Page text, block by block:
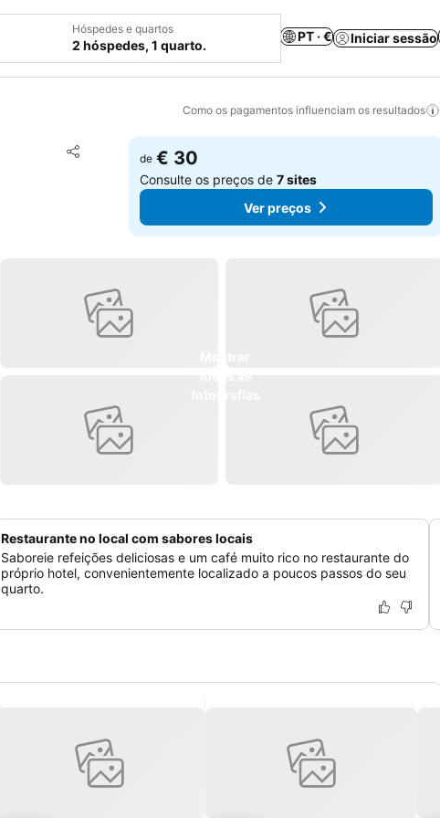
Hóspedes e quartos
2 hóspedes, 1 quarto.
PT · € Iniciar sessão
Como os pagamentos influenciam os resultados
Partilhar
Adicionar aos favoritos
de € 30
Consulte os preços de7 sites
Ver preços
Restaurante no local com sabores locais
Saboreie refeições deliciosas e um café muito rico no restaurante do
próprio hotel, convenientemente localizado a poucos passos do seu
quarto.